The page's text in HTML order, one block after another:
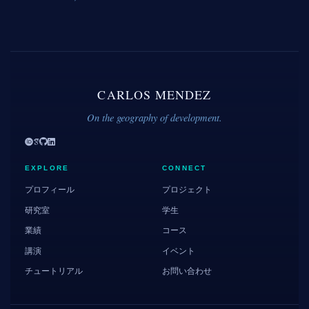
CARLOS MENDEZ
On the geography of development.
EXPLORE
プロフィール
研究室
業績
講演
チュートリアル
CONNECT
プロジェクト
学生
コース
イベント
お問い合わせ